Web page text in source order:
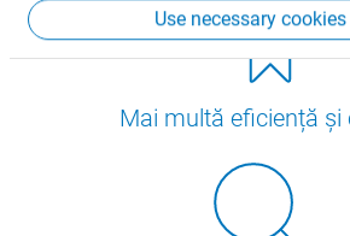
Use necessary
Mai multă eficiență și